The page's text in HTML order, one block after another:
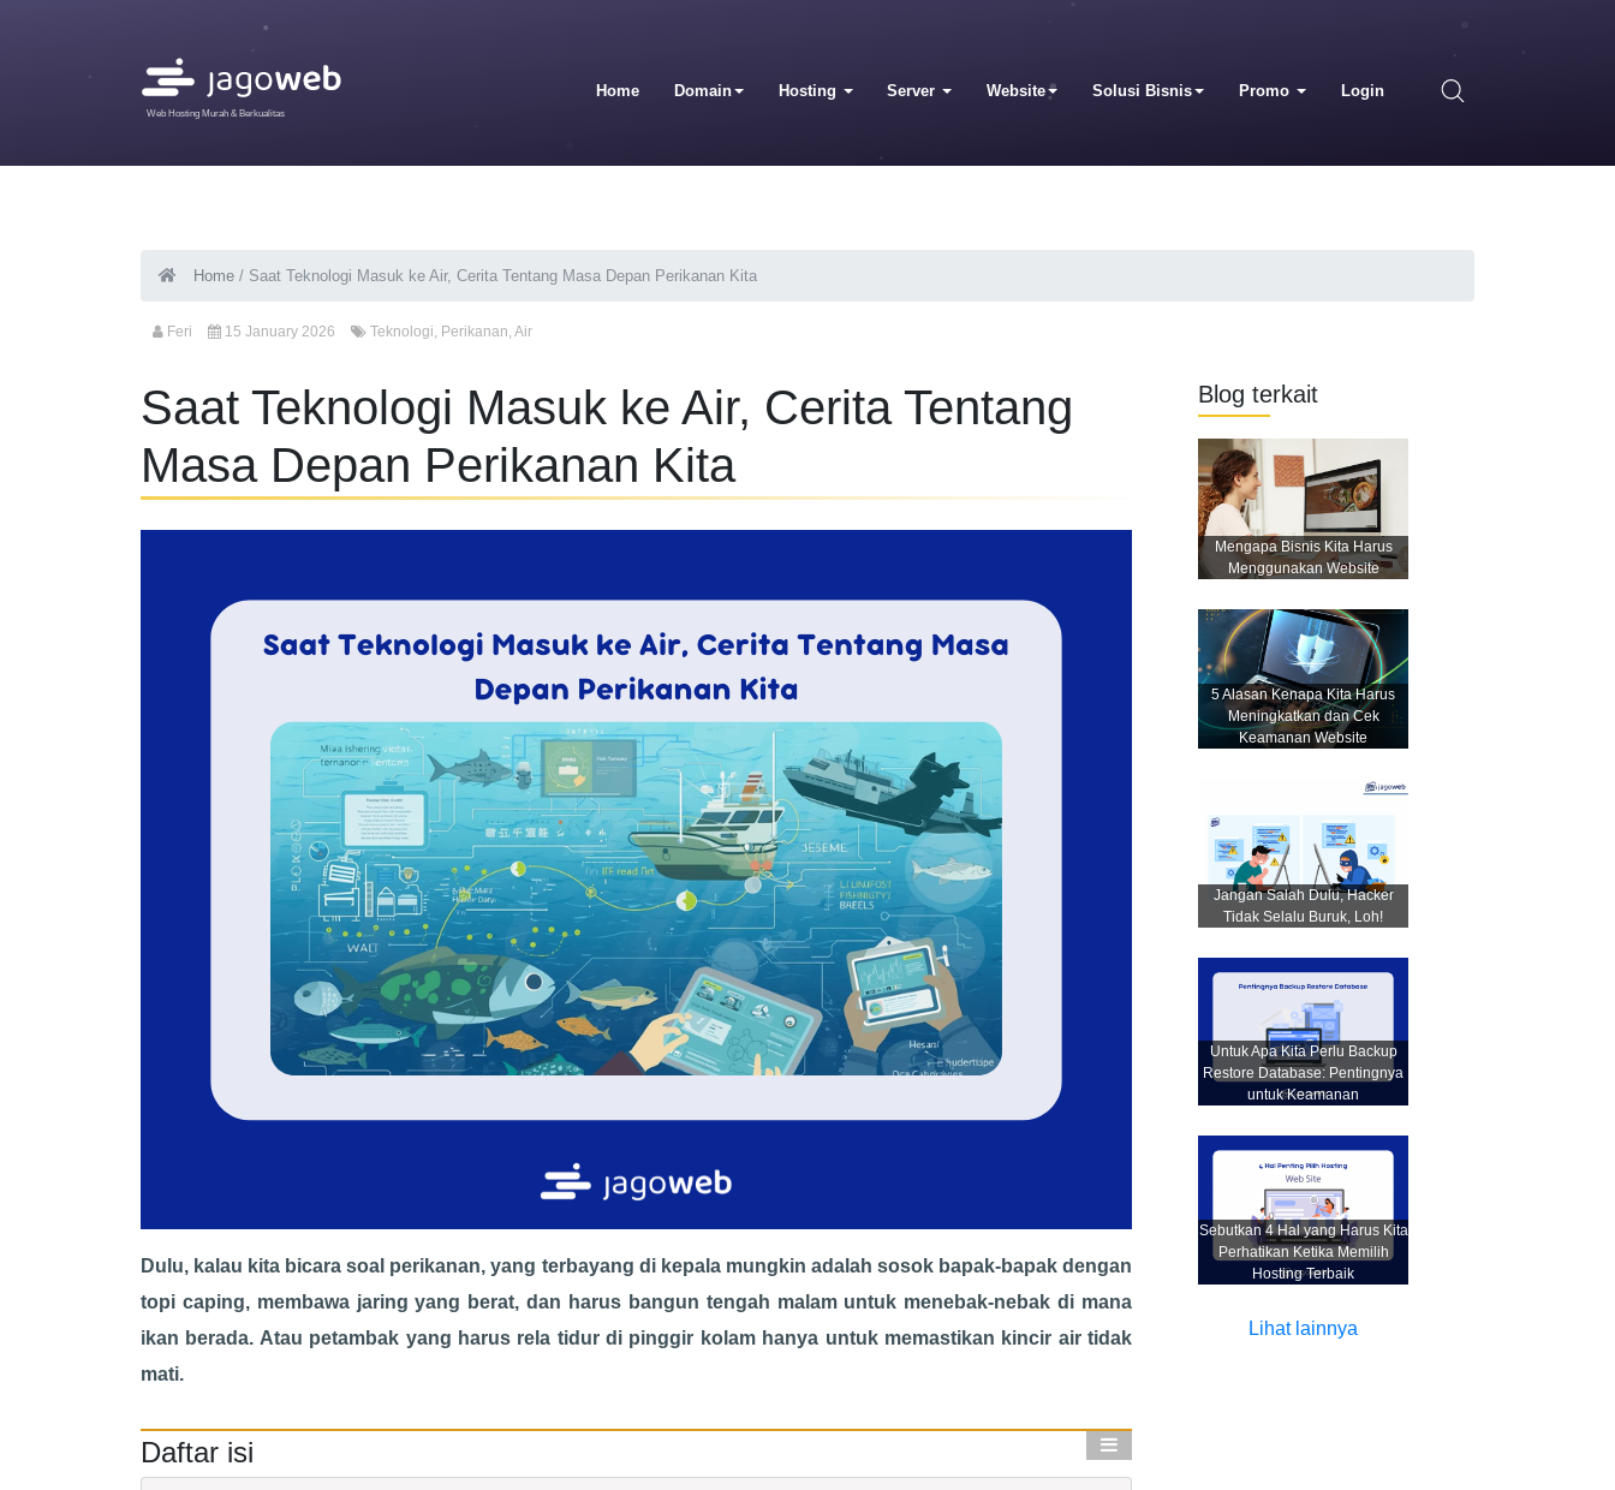
Web Hosting Murah & Berkualitas
Home Domain Hosting Server Website Solusi Bisnis Promo Login
Home / Saat Teknologi Masuk ke Air, Cerita Tentang Masa Depan Perikanan Kita
Feri 15 January 2026 Teknologi, Perikanan, Air
Saat Teknologi Masuk ke Air, Cerita Tentang
Masa Depan Perikanan Kita
Dulu, kalau kita bicara soal perikanan, yang terbayang di kepala mungkin adalah sosok bapak-bapak dengan
topi caping, membawa jaring yang berat, dan harus bangun tengah malam untuk menebak-nebak di mana
ikan berada. Atau petambak yang harus rela tidur di pinggir kolam hanya untuk memastikan kincir air tidak
mati.
Daftar isi
Blog terkait
Mengapa Bisnis Kita Harus
Menggunakan Website
5 Alasan Kenapa Kita Harus
Meningkatkan dan Cek
Keamanan Website
Jangan Salah Dulu, Hacker
Tidak Selalu Buruk, Loh!
Untuk Apa Kita Perlu Backup
Restore Database: Pentingnya
untuk Keamanan
Sebutkan 4 Hal yang Harus Kita
Perhatikan Ketika Memilih
Hosting Terbaik
Lihat lainnya